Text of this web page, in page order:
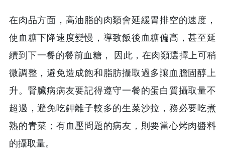
在肉品方面，高油脂的肉類會延緩胃排空的速度，
使血糖下降速度變慢，導致飯後血糖偏高，甚至延
續到下一餐的餐前血糖， 因此，在肉類選擇上可稍
微調整，避免造成飽和脂肪攝取過多讓血膽固醇上
升。腎臟病病友要記得遵守一餐的蛋白質攝取量不
超過，避免吃鉀離子較多的生菜沙拉，務必要吃煮
熟的青菜；有血壓問題的病友，則要當心烤肉醬料
的攝取量。